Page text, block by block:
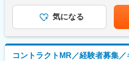
製薬企業での開発パイプラインの
はオンコロジーをはじめスペシャ
加しています。またスペシャリテ
高く、これに応えるべく専門性の
認定資格制度を設けています。現
がん」と「固形がん」の2つのコー
具体的には、「どんな病気に効く
注意点）／品質に問題はないか」
また、現場で使われた際の声を聞
い薬づくりにも貢献します
自分が関わった薬が患者様の治療
いのある仕事です
を全額支給 ■賞与年2回（昨年度実
全国勤務が可能な方は、50万円の
後の翌月給与で支給)賃金はあくま
通じて上下する可能性があります
表記です。
気になる
コントラクトMR／経験者募集